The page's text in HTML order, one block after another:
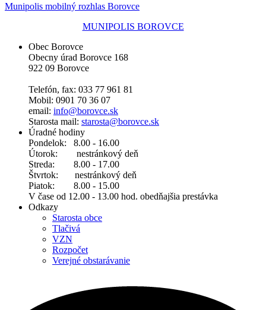
Munipolis mobilný rozhlas Borovce
MUNIPOLIS BOROVCE
Obec Borovce
Obecny úrad Borovce 168
922 09 Borovce
Telefón, fax: 033 77 961 81
Mobil: 0901 70 36 07
email: info@borovce.sk
Starosta mail: starosta@borovce.sk
Úradné hodiny
Pondelok: 8.00 - 16.00
Útorok: nestránkový deň
Streda: 8.00 - 17.00
Štvrtok: nestránkový deň
Piatok: 8.00 - 15.00
V čase od 12.00 - 13.00 hod. obedňajšia prestávka
Odkazy
Starosta obce
Tlačivá
VZN
Rozpočet
Verejné obstarávanie